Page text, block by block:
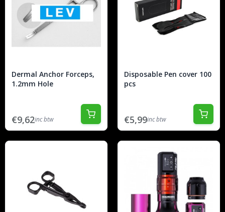
Dermal Anchor Forceps,
1.2mm Hole
€9,62inc btw
Disposable Pen cover 100
pcs
€5,99inc btw